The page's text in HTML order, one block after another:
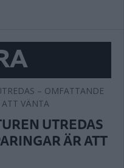
UTREDAS
ÄR ATT